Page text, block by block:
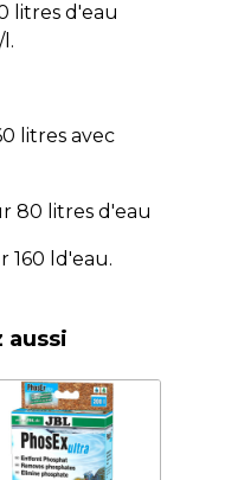
litres d'eau
litres avec
80 litres d'eau
160 ld'eau.
aussi